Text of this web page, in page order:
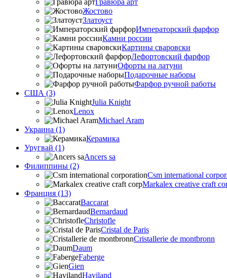
Гравюра арт
Жостово
Златоуст
Императорский фарфор
Камни россии
Картины сваровски
Лефортовский фарфор
Офорты на латуни
Подарочные наборы
Фарфор ручной работы
США (3)
Julia Knight
Lenox
Michael Aram
Украина (1)
Керамика
Уругвай (1)
Ancers sa
Филиппины (2)
Csm international
Markalex creative craft
Франция (13)
Baccarat
Bernardaud
Christofle
Cristal de Paris
Cristallerie de montbronn
Daum
Faberge
Gien
Haviland